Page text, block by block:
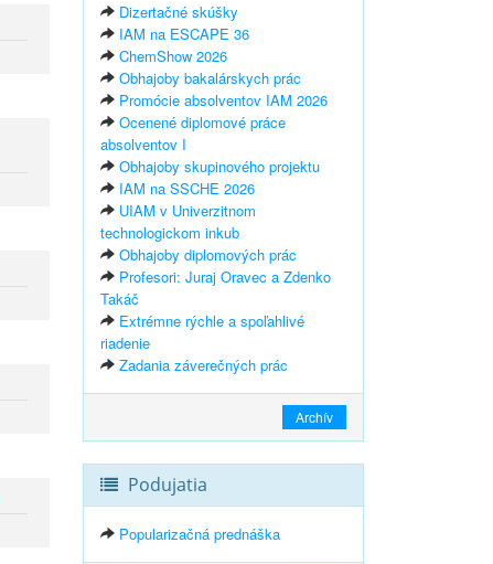
Dizertačné skúšky
IAM na ESCAPE 36
ChemShow 2026
Obhajoby bakalárskych prác
Promócie absolventov IAM 2026
Ocenené diplomové práce
absolventov I
Obhajoby skupinového projektu
IAM na SSCHE 2026
UIAM v Univerzitnom
technologickom inkub
Obhajoby diplomových prác
Profesori: Juraj Oravec a Zdenko
Takáč
Extrémne rýchle a spoľahlivé
riadenie
Zadania záverečných prác
Archív
Podujatia
Popularizačná prednáška